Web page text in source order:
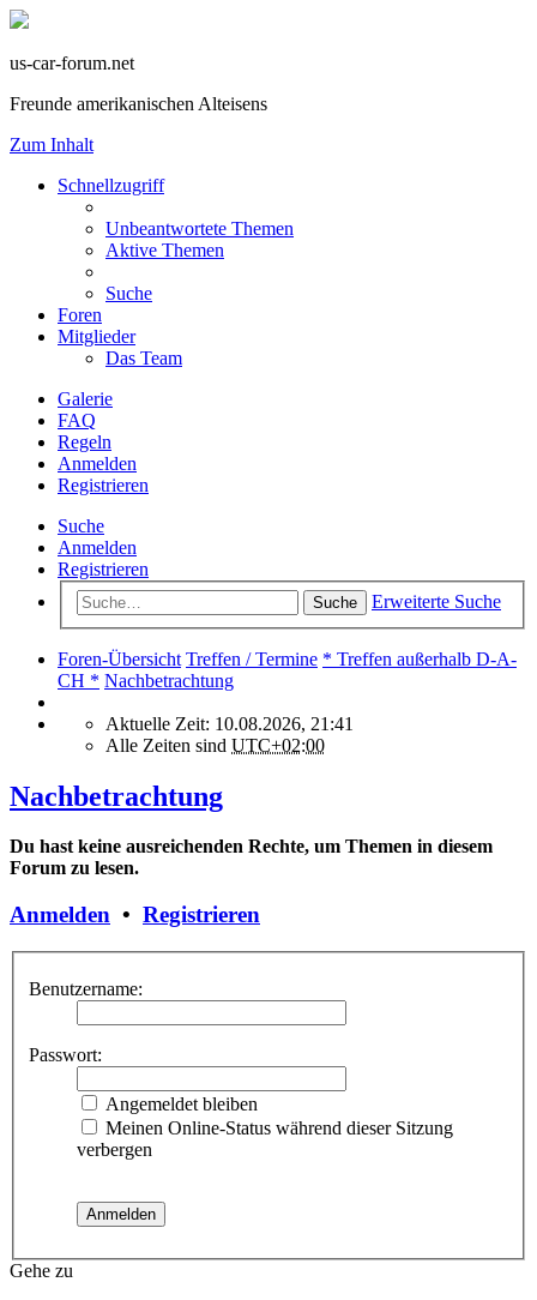
us-car-forum.net
Freunde amerikanischen Alteisens
Zum Inhalt
Schnellzugriff
Unbeantwortete Themen
Aktive Themen
Suche
Foren
Mitglieder
Das Team
Galerie
FAQ
Regeln
Anmelden
Registrieren
Suche
Anmelden
Registrieren
Suche Erweiterte Suche
Foren-Übersicht Treffen / Termine * Treffen außerhalb D-A-
CH * Nachbetrachtung
Aktuelle Zeit: 10.08.2026, 21:41
Alle Zeiten sind UTC+02:00
Nachbetrachtung
Du hast keine ausreichenden Rechte, um Themen in diesem
Forum zu lesen.
Anmelden • Registrieren
Benutzername:
Passwort:
Angemeldet bleiben
Meinen Online-Status während dieser Sitzung
verbergen
Gehe zu